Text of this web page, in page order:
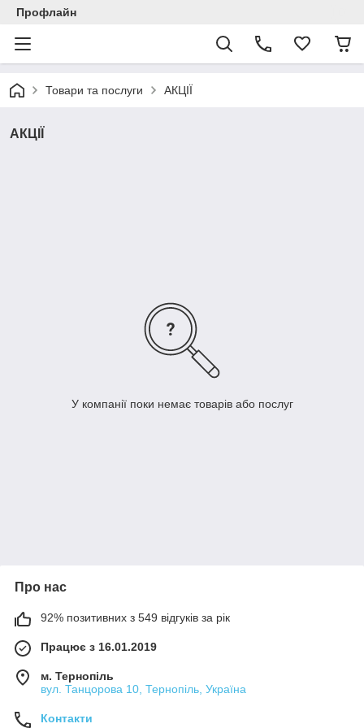
Профлайн
Товари та послуги АКЦІЇ
АКЦІЇ
У компанії поки немає товарів або послуг
Про нас
92% позитивних з 549 відгуків за рік
Працює з 16.01.2019
м. Тернопіль
вул. Танцорова 10, Тернопіль, Україна
Контакти